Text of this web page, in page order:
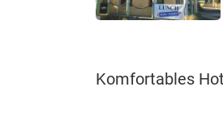
Komfortables